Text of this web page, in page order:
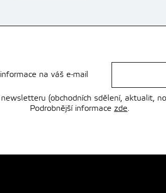
na váš e-mail
(obchodních sdělení, aktualit,
Podrobnější informace zde.